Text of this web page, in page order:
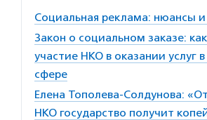
Социальная реклама: нюансы
Закон о социальном заказе:
участие НКО в оказании услуг
сфере
Елена Тополева-Солдунова:
НКО государство получит